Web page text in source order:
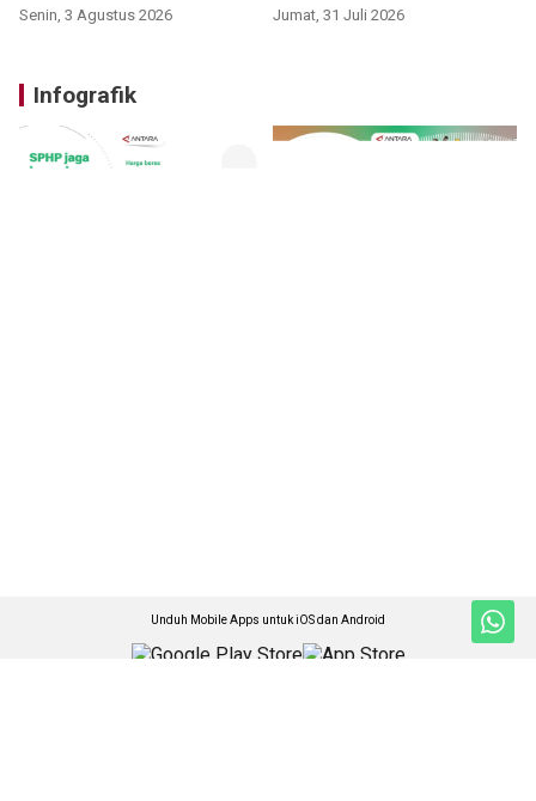
Senin, 3 Agustus 2026 Jumat, 31 Juli 2026
Infografik
Unduh Mobile Apps untuk iOS dan Android